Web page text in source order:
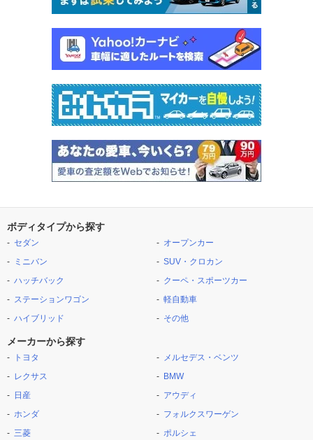
ボディタイプから探す
セダン
ミニバン
ハッチバック
ステーションワゴン
ハイブリッド
オープンカー
SUV・クロカン
クーペ・スポーツカー
軽自動車
その他
メーカーから探す
トヨタ
レクサス
日産
ホンダ
三菱
メルセデス・ベンツ
BMW
アウディ
フォルクスワーゲン
ポルシェ